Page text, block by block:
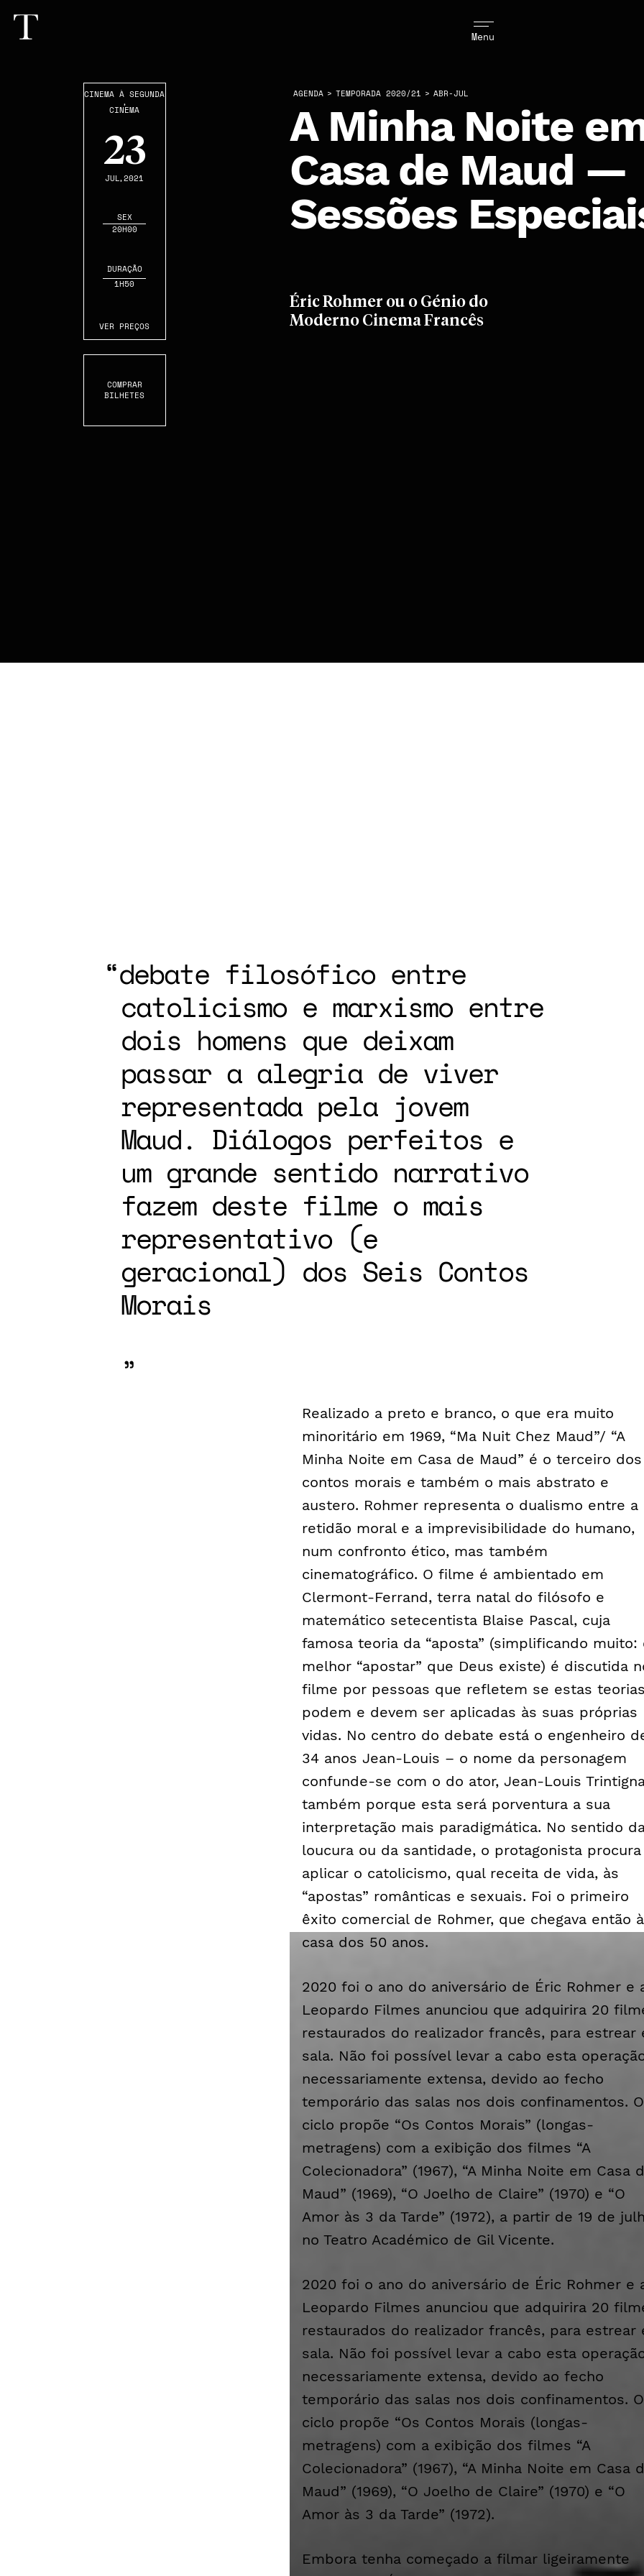
Menu
A Minha Noite
Casa de Maud —
Sessões
CINEMA À SEGUNDA
,
CINEMA
23
JUL,2021
SEX
20H00
DURAÇÃO
1H50
VER PREÇOS
COMPRAR
BILHETES
AGENDA > TEMPORADA 2020/21 > ABR-JUL
Éric Rohmer ou o Génio do
Moderno Cinema Francês
debate filosófico entre
catolicismo e marxismo entre
dois homens que deixam
passar a alegria de viver
representada pela jovem
Maud. Diálogos perfeitos e
um grande sentido narrativo
fazem deste filme o mais
representativo (e
geracional) dos Seis Contos
Morais
Realizado a preto e branco, o que era muito
minoritário em 1969, “Ma Nuit Chez Maud”/ “A
Minha Noite em Casa de Maud” é o terceiro dos
contos morais e também o mais abstrato e
austero. Rohmer representa o dualismo entre a
retidão moral e a imprevisibilidade do humano,
num confronto ético, mas também
cinematográfico. O filme é ambientado em
Clermont-Ferrand, terra natal do filósofo e
matemático setecentista Blaise Pascal, cuja
famosa teoria da “aposta” (simplificando muito:
melhor “apostar” que Deus existe) é discutida
filme por pessoas que refletem se estas teorias
podem e devem ser aplicadas às suas próprias
vidas. No centro do debate está o engenheiro
34 anos Jean-Louis – o nome da personagem
confunde-se com o do ator, Jean-Louis
também porque esta será porventura a sua
interpretação mais paradigmática. No sentido
loucura ou da santidade, o protagonista procura
aplicar o catolicismo, qual receita de vida, às
“apostas” românticas e sexuais. Foi o primeiro
êxito comercial de Rohmer, que chegava então à
casa dos 50 anos.
2020 foi o ano do aniversário de Éric Rohmer e
Leopardo Filmes anunciou que adquirira 20
restaurados do realizador francês, para estrear
sala. Não foi possível levar a cabo esta
necessariamente extensa, devido ao fecho
temporário das salas nos dois confinamentos. O
ciclo propõe “Os Contos Morais” (longas-
metragens) com a exibição dos filmes “A
Colecionadora” (1967), “A Minha Noite em Casa
Maud” (1969), “O Joelho de Claire” (1970) e “O
Amor às 3 da Tarde” (1972), a partir de 19 de
no Teatro Académico de Gil Vicente.
2020 foi o ano do aniversário de Éric Rohmer e
Leopardo Filmes anunciou que adquirira 20
restaurados do realizador francês, para estrear
sala. Não foi possível levar a cabo esta
necessariamente extensa, devido ao fecho
temporário das salas nos dois confinamentos. O
ciclo propõe “Os Contos Morais (longas-
metragens) com a exibição dos filmes “A
Colecionadora” (1967), “A Minha Noite em Casa
Maud” (1969), “O Joelho de Claire” (1970) e “O
Amor às 3 da Tarde” (1972).
Embora tenha começado a filmar ligeiramente